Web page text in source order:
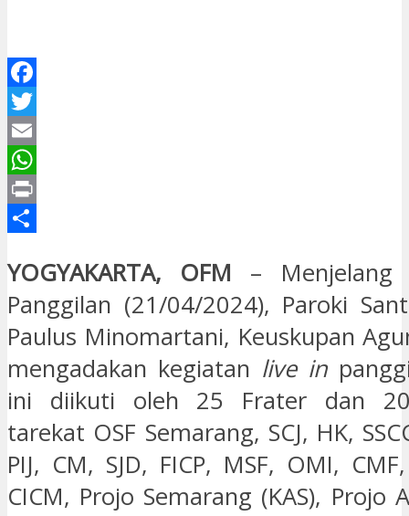
Facebook
Twitter
Email
WhatsApp
Print
YOGYAKARTA, OFM – Menjelang
Panggilan (21/04/2024), Paroki
Paulus Minomartani, Keuskupan
mengadakan kegiatan live in
ini diikuti oleh 25 Frater dan
tarekat OSF Semarang, SCJ, HK,
PIJ, CM, SJD, FICP, MSF, OMI,
CICM, Projo Semarang (KAS), Projo